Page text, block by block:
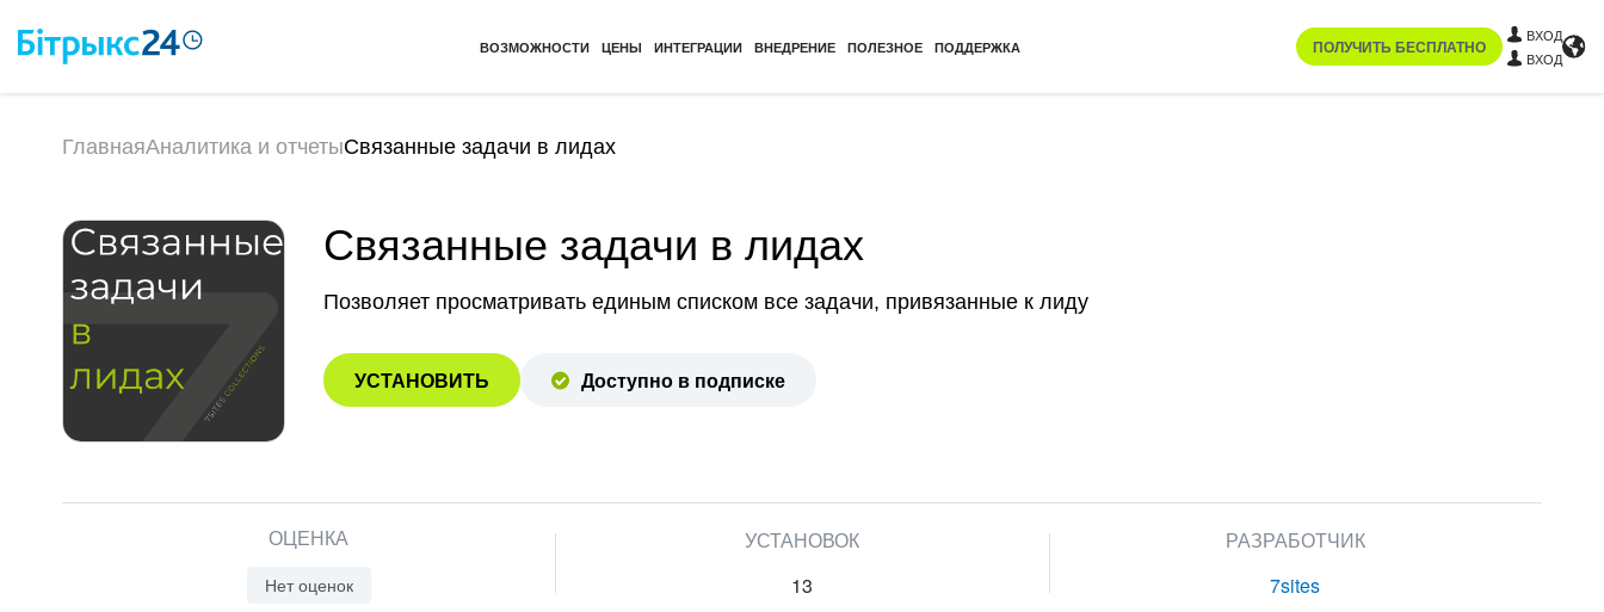
ВОЗМОЖНОСТИ ЦЕНЫ ИНТЕГРАЦИИ ВНЕДРЕНИЕ ПОЛЕЗНОЕ ПОДДЕРЖКА ПОЛУЧИТЬ БЕСПЛАТНО
ВХОД
ВХОД
ГлавнаяАналитика и отчетыСвязанные задачи в лидах
Связанные задачи в лидах
Позволяет просматривать единым списком все задачи, привязанные к лиду
УСТАНОВИТЬ Доступно в подписке
ОЦЕНКА
Нет оценок
УСТАНОВОК
13
РАЗРАБОТЧИК
7sites